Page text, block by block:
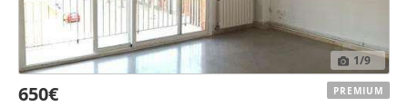
1/9
650€ PREMIUM